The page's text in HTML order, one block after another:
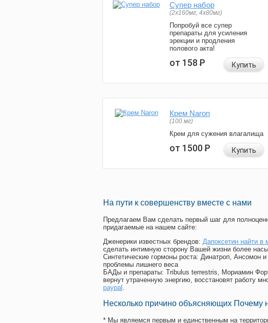
Супер набор
(2х160мг, 4х80мг)
Попробуй все супер
препараты для усиления
эрекции и продления
полового акта!
от 158Р Купить
Крем Naron
(100 мг)
Крем для сужения влагалища
от 1500Р Купить
На пути к совершенству вместе с нами
Предлагаем Вам сделать первый шаг для
придагаемые на нашем сайте:
Дженерики известных брендов: Дапоксетин найти в
сделать интимную сторону Вашей жизни более
Синтетические гормоны роста: Динатроп, Ансомон и
проблемы лишнего веса
БАДы и препараты: Tribulus terrestris, Мориамин
вернут утраченную энергию, восстановят работу
paypal .
Несколько причино объясняющих Почему
* Мы являемся первым и единственным на